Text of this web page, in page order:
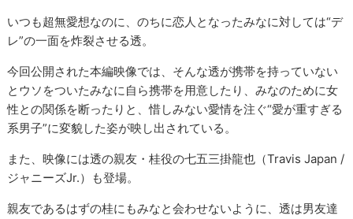
いつも超無愛想なのに、のちに恋人となったみなに対しては“デ
レ”の一面を炸裂させる透。
今回公開された本編映像では、そんな透が携帯を持っていない
とウソをついたみなに自ら携帯を用意したり、みなのために女
性との関係を断ったりと、惜しみない愛情を注ぐ“愛が重すぎる
系男子”に変貌した姿が映し出されている。
また、映像には透の親友・桂役の七五三掛龍也（Travis Japan /
ジャニーズJr.）も登場。
親友であるはずの桂にもみなと会わせないように、透は男友達